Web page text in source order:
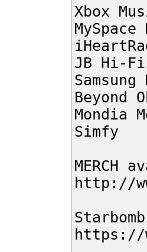
Xbox
MySpace
JB Hi-Fi
Beyond
Mondia
Simfy
MERCH
http://
https://